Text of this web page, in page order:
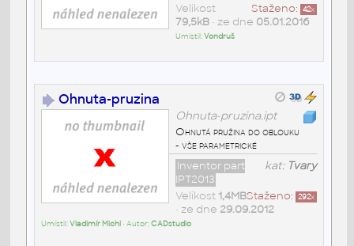
Staženo: 42x
Velikost
79,5kB• ze dne 05.01.2016
Umístil:Vondruš
Ohnuta-pruzina
Ohnuta-pruzina.ipt
Ohnutá pružina do oblouku
- vše parametrické
kat: Tvary
Inventor part
IPT2013
Staženo: 292x
Velikost 1,4MB
• ze dne 29.09.2012
Umístil:Vladimír Michl • Autor:CADstudio